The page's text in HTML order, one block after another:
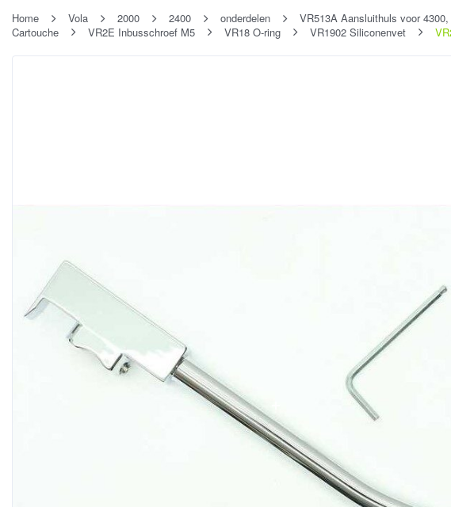
Home Vola 2000 2400 onderdelen VR513A Aansluithuls voor
Cartouche
VR2E Inbusschroef M5 VR18 O-ring VR1902 Siliconenvet